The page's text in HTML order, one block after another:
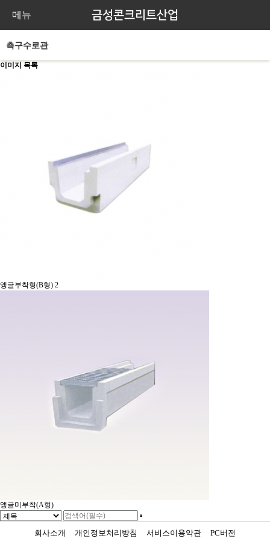
금성콘크리트산업
메뉴
측구수로관
이미지 목록
앵글부착형(B형) 2
앵글미부착(A형)
회사소개 개인정보처리방침 서비스이용약관 PC버전